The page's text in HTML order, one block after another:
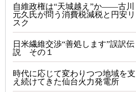
自維政権は“天城越え”か――古川
元久氏が問う消費税減税と円安リ
スク
日米繊維交渉“善処します”誤訳伝
説 その１
時代に応じて変わりつつ地域を支
え続けてきた仙台火力発電所